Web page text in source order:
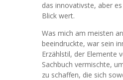
das innovativste, aber
Blick wert.
Was mich am meisten
beeindruckte, war sein
Erzählstil, der Elemente
Sachbuch vermischte,
zu schaffen, die sich